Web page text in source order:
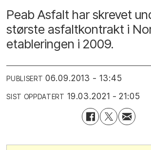
Peab Asfalt har skrevet
største asfaltkontrakt i
etableringen i 2009.
PUBLISERT 06.09.2013 - 13:45
SIST OPPDATERT 19.03.2021 - 21:05